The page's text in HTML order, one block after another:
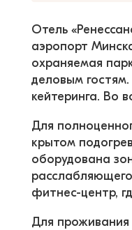
Отель
аэропорт
охраняемая
деловым
кейтеринга. Во
Для
крытом
оборудована
фитнес-центр,
Для проживания